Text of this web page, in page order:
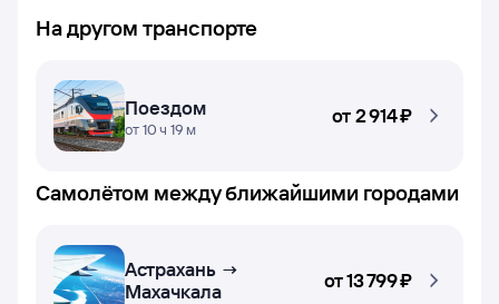
На другом транспорте
Поездом
от 10 ч 19 м
от2 ⁠914 ⁠₽
Самолётом между ближайшими городами
Астрахань →
Махачкала
от13 ⁠799 ⁠₽